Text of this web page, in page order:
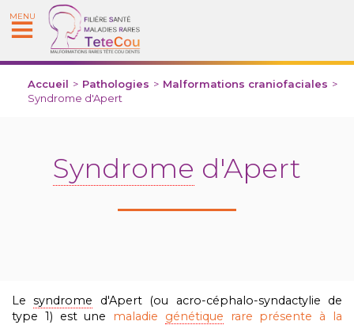
MENU
Accueil > Pathologies > Malformations craniofaciales >
Syndrome d'Apert
Syndrome d'Apert
Lesyndrome d'Apert (ou acro-céphalo-syndactylie de
type 1) est une maladie génétique rare présente à la